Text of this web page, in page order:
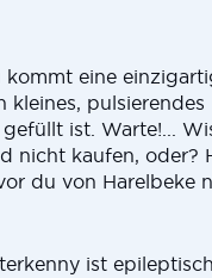
eine
kleines,
ist. Warte!...
nicht kaufen, oder?
du von Harelbeke
ist